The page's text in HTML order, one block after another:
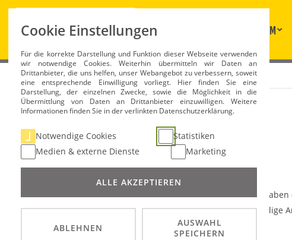
HFM
Hessischer Fachverband für Motorsport e.V. Satzung
Liebe Motorsportfreunde,
in der Mitgliederversammlung am 08. September 2021
Nach der Bestätigung und Eintragung durch das zuständige
Der am 12.08. 1975 gegründete Verein führt den Namen:
Cookie Einstellungen
Für die korrekte Darstellung und Funktion dieser Webseite verwenden
wir notwendige Cookies. Weiterhin übermitteln wir Daten an
Drittanbieter, die uns helfen, unser Webangebot zu verbessern, soweit
eine entsprechende Einwilligung vorliegt. Hier finden Sie eine
Darstellung, der einzelnen Zwecke, sowie die Möglichkeit in die
Übermittlung von Daten an Drittanbieter einzuwilligen. Weitere
Informationen finden Sie in der verlinkten Datenschutzerklärung.
Notwendige Cookies
Statistiken
Medien & externe Dienste
Marketing
ALLE AKZEPTIEREN
ABLEHNEN
AUSWAHL
SPEICHERN